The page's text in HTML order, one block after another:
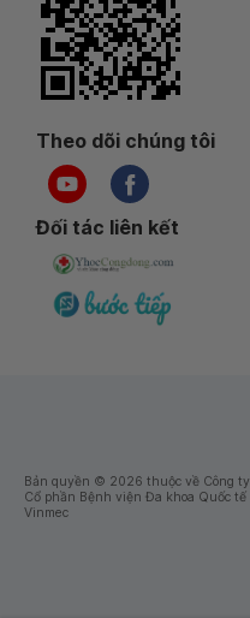
Theo dõi chúng tôi
Đối tác liên kết
Bản quyền © 2026 thuộc về Công ty
Cổ phần Bệnh viện Đa khoa Quốc tế
Vinmec